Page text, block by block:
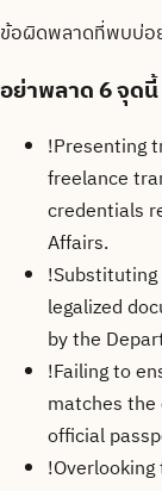
ข้อผิดพลาดที่พบบ่อ
อย่าพลาด6 จุดนี้
!Presenting
freelance
credentials
Affairs.
!
legalized
by the
!Failing to
matches
official
!